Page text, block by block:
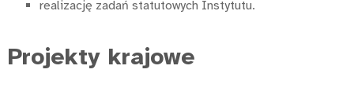
realizację zadań statutowych Instytutu.
Projekty krajowe